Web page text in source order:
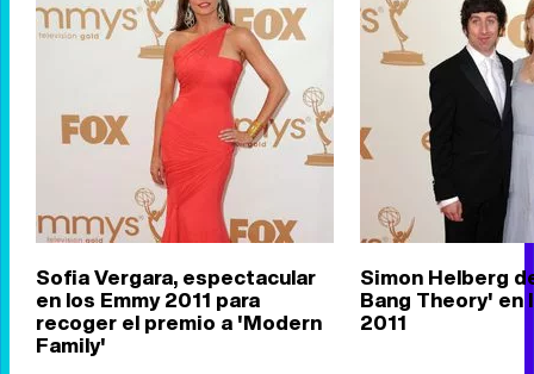
Sofia Vergara, espectacular
en los Emmy 2011 para
recoger el premio a 'Modern
Family'
Simon Helberg
Bang Theory' en
2011